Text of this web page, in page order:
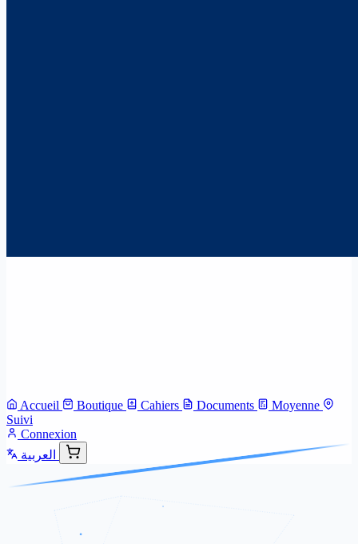
Accueil Boutique Cahiers Documents
Moyenne
Suivi
Connexion
العربية